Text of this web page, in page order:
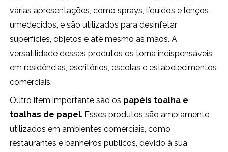
várias apresentações, como sprays, líquidos e lenços
umedecidos, e são utilizados para desinfetar
superfícies, objetos e até mesmo as mãos. A
versatilidade desses produtos os torna indispensáveis
em residências, escritórios, escolas e estabelecimentos
comerciais.
Outro item importante são os papéis toalha e
toalhas de papel. Esses produtos são amplamente
utilizados em ambientes comerciais, como
restaurantes e banheiros públicos, devido à sua